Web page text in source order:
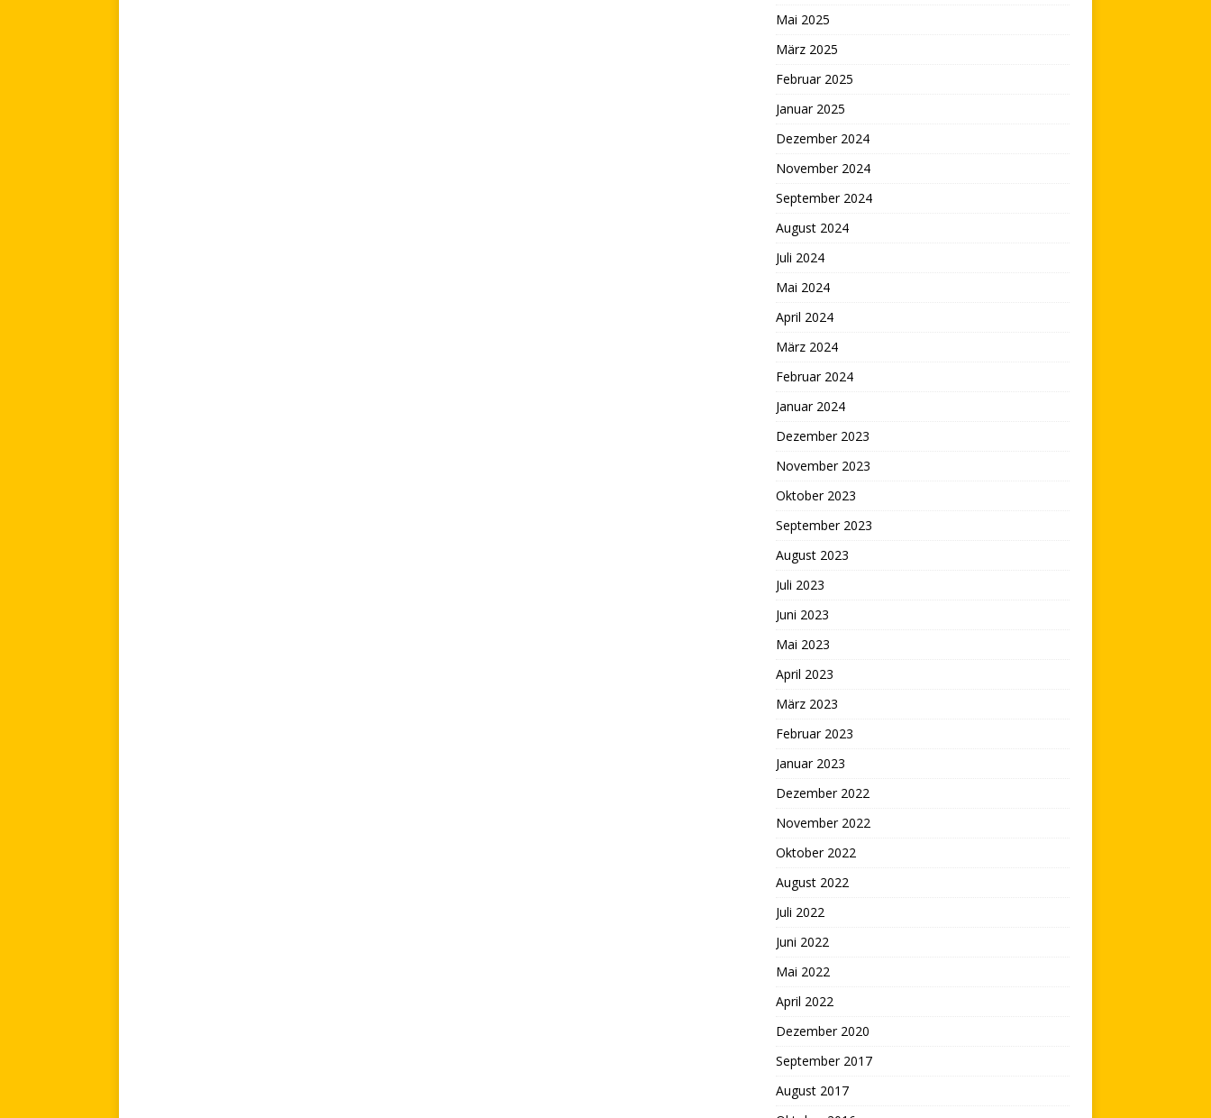
Mai 2025
März 2025
Februar 2025
Januar 2025
Dezember 2024
November 2024
September 2024
August 2024
Juli 2024
Mai 2024
April 2024
März 2024
Februar 2024
Januar 2024
Dezember 2023
November 2023
Oktober 2023
September 2023
August 2023
Juli 2023
Juni 2023
Mai 2023
April 2023
März 2023
Februar 2023
Januar 2023
Dezember 2022
November 2022
Oktober 2022
August 2022
Juli 2022
Juni 2022
Mai 2022
April 2022
Dezember 2020
September 2017
August 2017